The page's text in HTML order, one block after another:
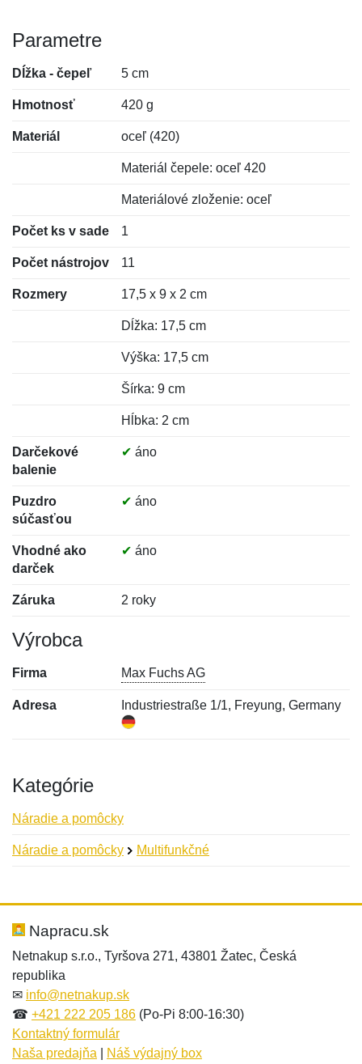
Parametre
Dĺžka - čepeľ 5 cm
Hmotnosť 420 g
Materiál oceľ (420)
Materiál čepele: oceľ 420
Materiálové zloženie: oceľ
Počet ks v sade 1
Počet nástrojov 11
Rozmery 17,5 x 9 x 2 cm
Dĺžka: 17,5 cm
Výška: 17,5 cm
Šírka: 9 cm
Hĺbka: 2 cm
Darčekové
balenie
✔ áno
Puzdro
súčasťou
✔ áno
Vhodné ako
darček
✔ áno
Záruka 2 roky
Výrobca
Firma Max Fuchs AG
Adresa Industriestraße 1/1, Freyung, Germany
Kategórie
Náradie a pomôcky
Náradie a pomôcky Multifunkčné
Hodnotenie:
Meno:*
Meno:
E-mail:*
Napracu.sk
Netnakup s.r.o., Tyršova 271, 43801 Žatec, Česká
republika
✉ info@netnakup.sk
☎ +421 222 205 186 (Po-Pi 8:00-16:30)
Kontaktný formulár
Naša predajňa
Náš výdajný box